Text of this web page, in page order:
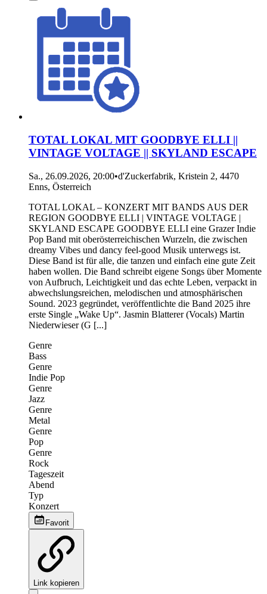
TOTAL LOKAL MIT GOODBYE ELLI ||
VINTAGE VOLTAGE || SKYLAND ESCAPE
Sa., 26.09.2026, 20:00•d'Zuckerfabrik, Kristein 2, 4470
Enns, Österreich
TOTAL LOKAL – KONZERT MIT BANDS AUS DER
REGION GOODBYE ELLI | VINTAGE VOLTAGE |
SKYLAND ESCAPE GOODBYE ELLI eine Grazer Indie
Pop Band mit oberösterreichischen Wurzeln, die zwischen
dreamy Vibes und dancy feel-good Musik unterwegs ist.
Diese Band ist für alle, die tanzen und einfach eine gute Zeit
haben wollen. Die Band schreibt eigene Songs über Momente
von Aufbruch, Leichtigkeit und das echte Leben, verpackt in
abwechslungsreichen, melodischen und atmosphärischen
Sound. 2023 gegründet, veröffentlichte die Band 2025 ihre
erste Single „Wake Up“. Jasmin Blatterer (Vocals) Martin
Niederwieser (G [...]
Genre
Bass
Genre
Indie Pop
Genre
Jazz
Genre
Metal
Genre
Pop
Genre
Rock
Tageszeit
Abend
Typ
Konzert
Favorit
Link kopieren